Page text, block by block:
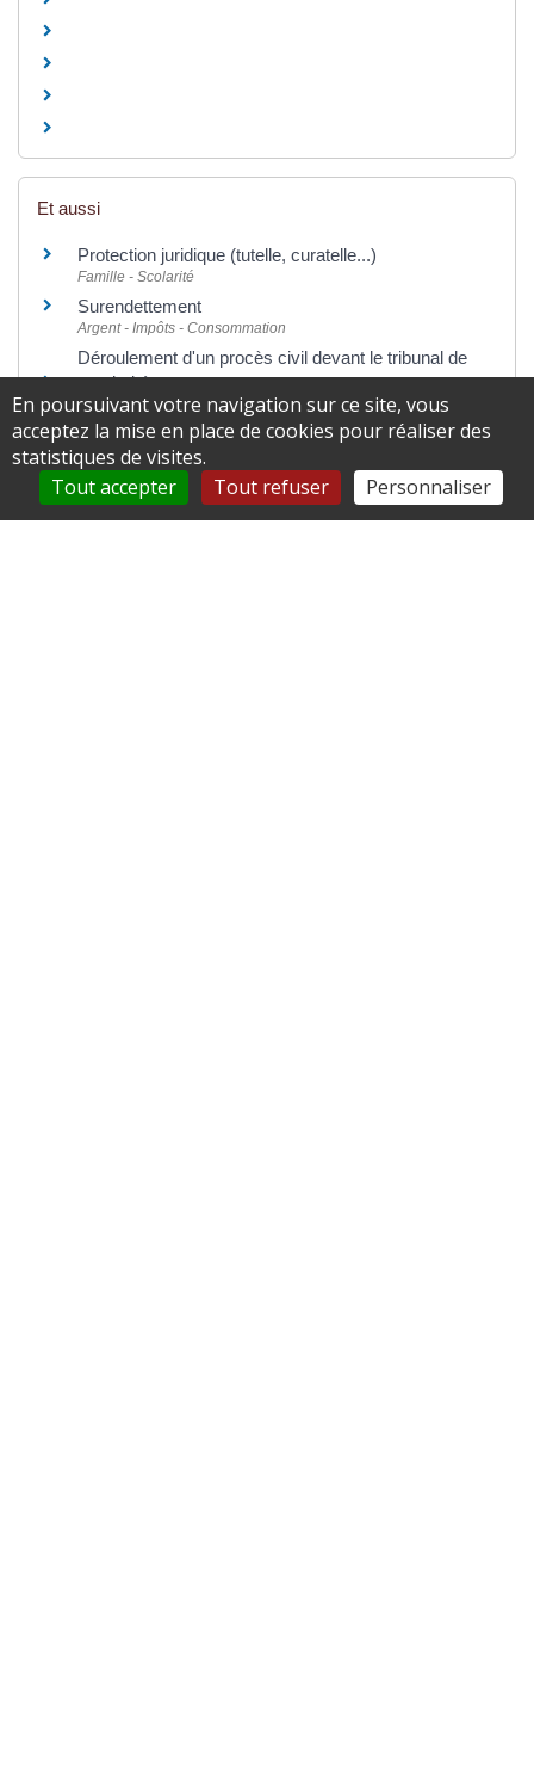
Et aussi
Protection juridique (tutelle, curatelle...)
Famille - Scolarité
Surendettement
Argent - Impôts - Consommation
Déroulement d'un procès civil devant le tribunal de
proximité
Justice
Exécution d'une décision du juge civil
Justice
En poursuivant votre navigation sur ce site, vous
acceptez la mise en place de cookies pour réaliser des
statistiques de visites.
Tout accepter
Tout refuser Personnaliser